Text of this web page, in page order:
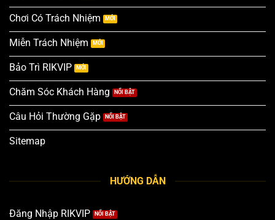
Chơi Có Trách Nhiệm
Miễn Trách Nhiệm
Bảo Trì RIKVIP
Chăm Sóc Khách Hàng
Câu Hỏi Thường Gặp
Sitemap
HƯỚNG DẪN
Đăng Nhập RIKVIP